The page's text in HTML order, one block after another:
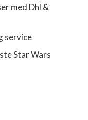
med Dhl &
service
Star Wars